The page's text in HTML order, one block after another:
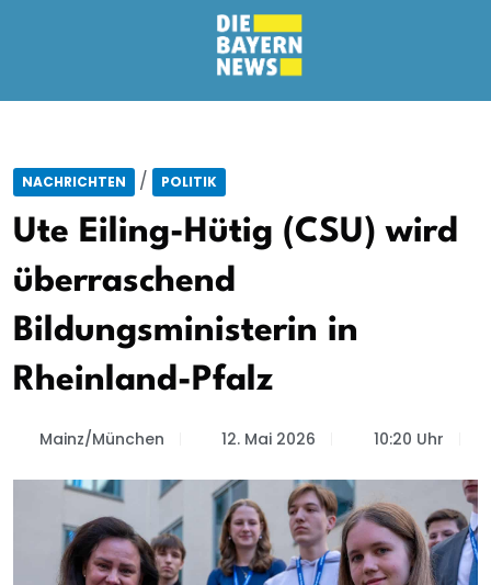
NACHRICHTEN / POLITIK
Ute Eiling-Hütig (CSU) wird
überraschend
Bildungsministerin in
Rheinland-Pfalz
Mainz/München 12. Mai 2026 10:20 Uhr